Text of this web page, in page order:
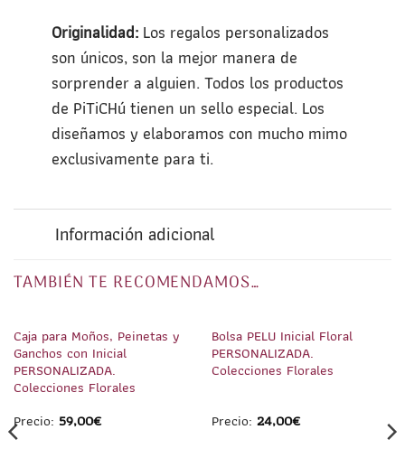
Originalidad:Los regalos personalizados
son únicos, son la mejor manera de
sorprender a alguien. Todos los productos
de PiTiCHú tienen un sello especial. Los
diseñamos y elaboramos con mucho mimo
exclusivamente para ti.
Información adicional
TAMBIÉN TE RECOMENDAMOS…
Caja para Moños, Peinetas y
Ganchos con Inicial
PERSONALIZADA.
Colecciones Florales
Precio: 59,00€
Bolsa PELU Inicial Floral
PERSONALIZADA.
Colecciones Florales
Precio: 24,00€